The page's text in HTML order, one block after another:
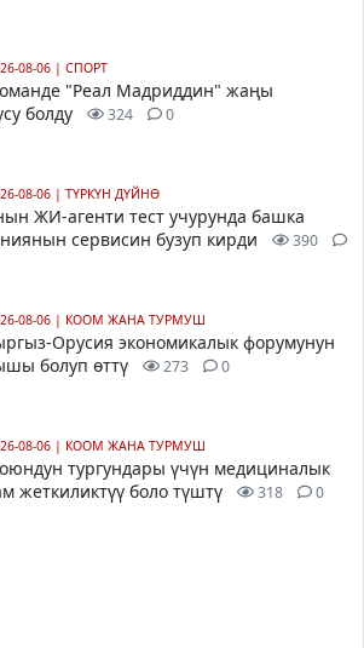
08-06 | СПОРТ
"Реал Мадриддин" жаңы
болду
324 0
08-06 | ТҮРКҮН ДҮЙНӨ
ЖИ-агенти тест учурунда башка
сервисин бузуп кирди
390
08-06 | КООМ ЖАНА ТУРМУШ
Орусия экономикалык форумунун
болуп өттү
273 0
08-06 | КООМ ЖАНА ТУРМУШ
тургундары үчүн медициналык
жеткиликтүү боло түштү
318 0